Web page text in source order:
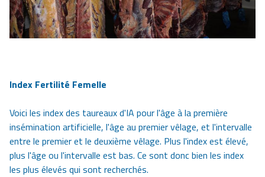
Index Fertilité Femelle
Voici les index des taureaux d'IA pour l'âge à la première
insémination artificielle, l'âge au premier vêlage, et l'intervalle
entre le premier et le deuxième vêlage. Plus l'index est élevé,
plus l'âge ou l'intervalle est bas. Ce sont donc bien les index
les plus élevés qui sont recherchés.